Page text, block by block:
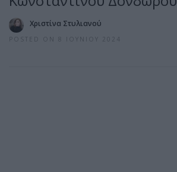
Χριστίνα Στυλιανού
POSTED ON 8 ΙΟΥΝΊΟΥ 2024